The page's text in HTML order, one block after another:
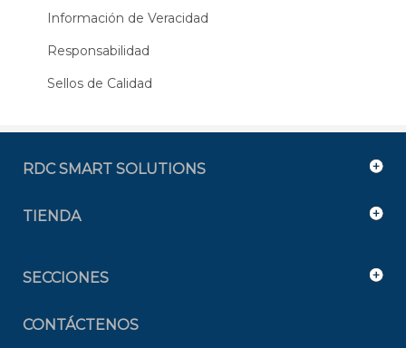
Información de Veracidad
Responsabilidad
Sellos de Calidad
RDC SMART SOLUTIONS
TIENDA
SECCIONES
CONTÁCTENOS